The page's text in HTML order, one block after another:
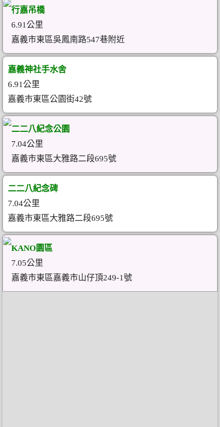
行嘉吊橋
6.91公里
嘉義市東區吳鳳南路547巷附近
嘉義神社手水舍
6.91公里
嘉義市東區公園街42號
二二八紀念公園
7.04公里
嘉義市東區大雅路二段695號
二二八紀念碑
7.04公里
嘉義市東區大雅路二段695號
KANO園區
7.05公里
嘉義市東區嘉義市山仔頂249-1號